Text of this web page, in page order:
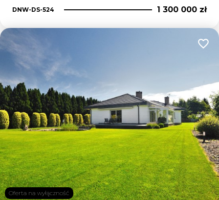
DNW-DS-524 1 300 000 zł
Oferta na wyłączność